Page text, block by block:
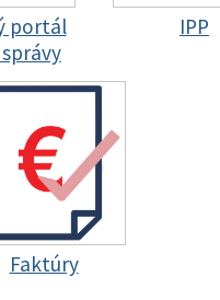
portál
IPP
Faktúry